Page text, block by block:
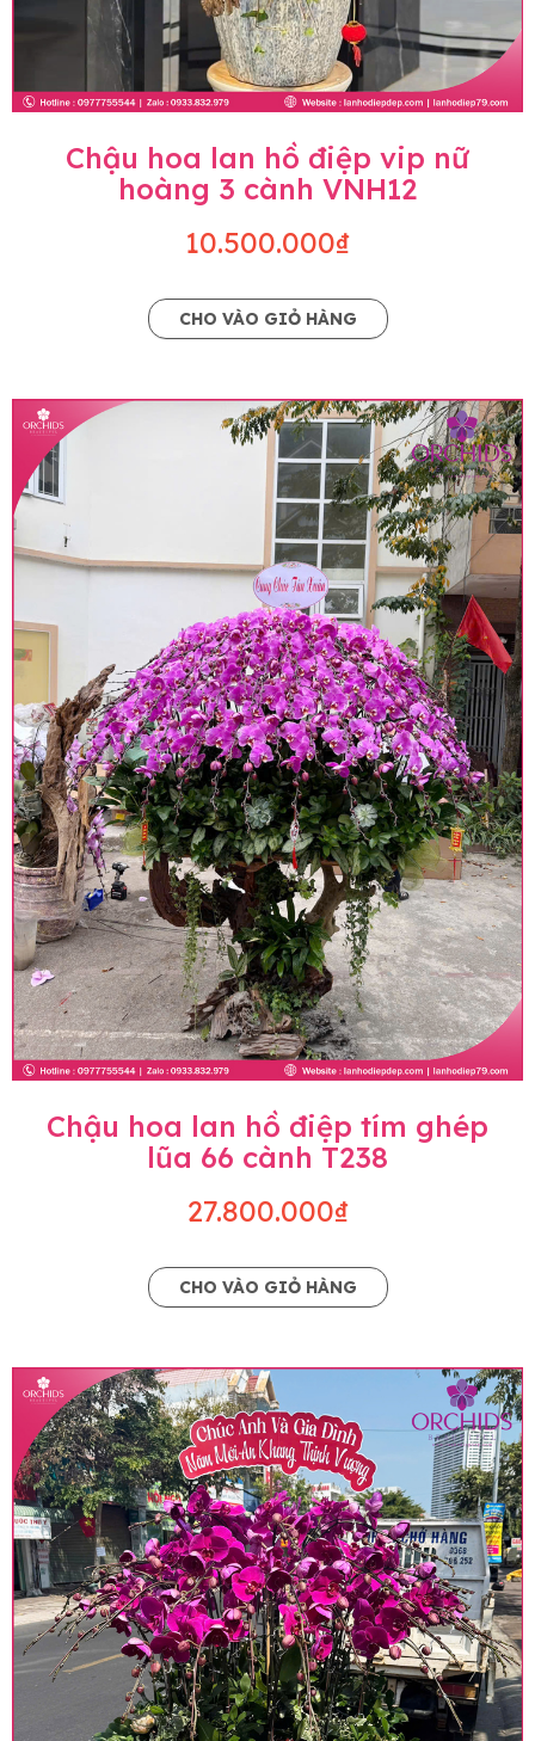
Chậu hoa lan hồ điệp vip nữ
hoàng 3 cành VNH12
10.500.000₫
CHO VÀO GIỎ HÀNG
Chậu hoa lan hồ điệp tím ghép
lũa 66 cành T238
27.800.000₫
CHO VÀO GIỎ HÀNG